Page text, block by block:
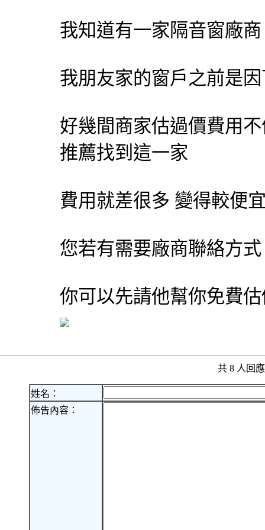
我知道有一家隔音窗廠
我朋友家的窗戶之前是
好幾間商家估過價費用
推薦找到這一家
費用就差很多 變得較便
您若有需要廠商聯絡方式
你可以先請他幫你免費
共 8 人回
姓名：
佈告內容：